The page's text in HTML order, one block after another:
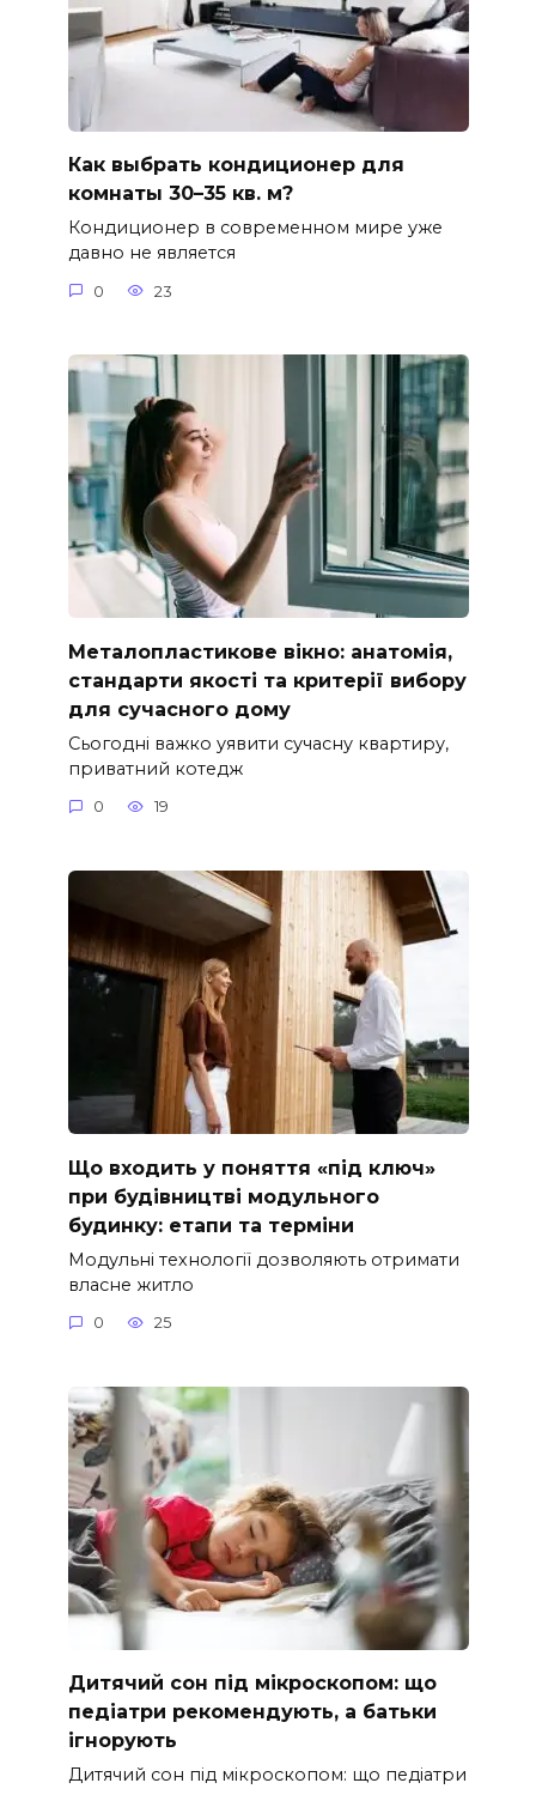
Как выбрать кондиционер для
комнаты 30–35 кв. м?
Кондиционер в современном мире уже
давно не является
0 23
Металопластикове вікно: анатомія,
стандарти якості та критерії вибору
для сучасного дому
Сьогодні важко уявити сучасну квартиру,
приватний котедж
0 19
Що входить у поняття «під ключ»
при будівництві модульного
будинку: етапи та терміни
Модульні технології дозволяють отримати
власне житло
0 25
Дитячий сон під мікроскопом: що
педіатри рекомендують, а батьки
ігнорують
Дитячий сон під мікроскопом: що педіатри